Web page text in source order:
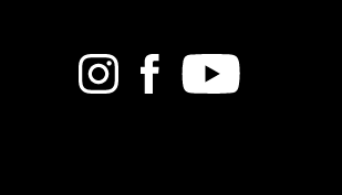
BandcampInstagramFacebook
Youtube